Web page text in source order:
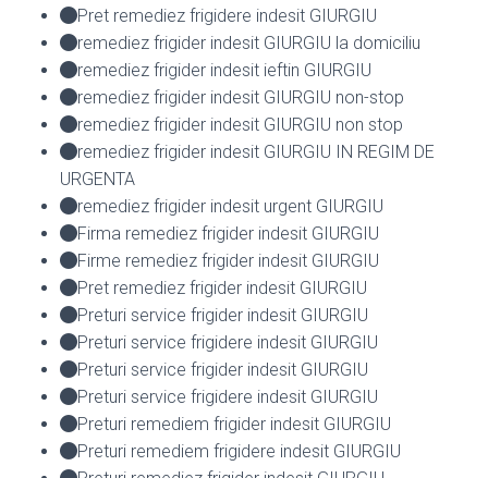
Pret remediez frigidere indesit GIURGIU
remediez frigider indesit GIURGIU la domiciliu
remediez frigider indesit ieftin GIURGIU
remediez frigider indesit GIURGIU non-stop
remediez frigider indesit GIURGIU non stop
remediez frigider indesit GIURGIU IN REGIM DE
URGENTA
remediez frigider indesit urgent GIURGIU
Firma remediez frigider indesit GIURGIU
Firme remediez frigider indesit GIURGIU
Pret remediez frigider indesit GIURGIU
Preturi service frigider indesit GIURGIU
Preturi service frigidere indesit GIURGIU
Preturi service frigider indesit GIURGIU
Preturi service frigidere indesit GIURGIU
Preturi remediem frigider indesit GIURGIU
Preturi remediem frigidere indesit GIURGIU